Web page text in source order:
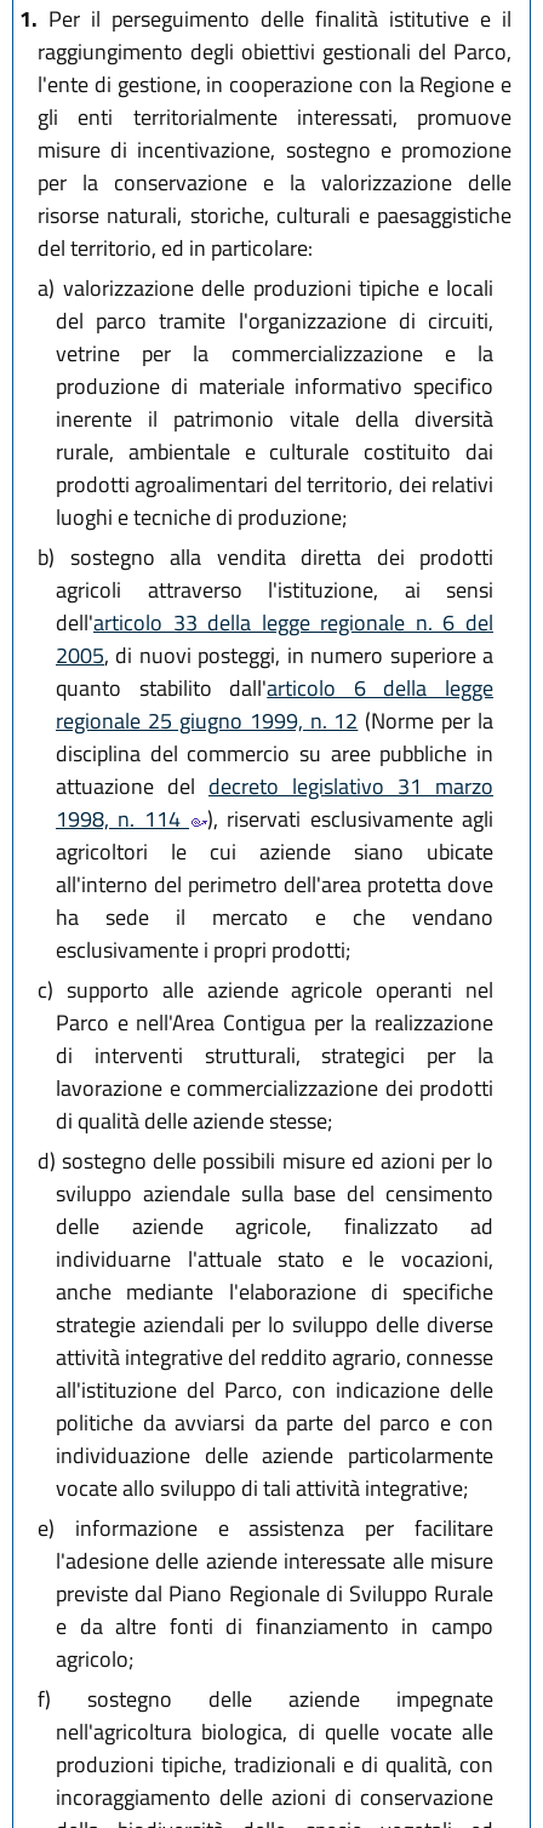
1. Per il perseguimento delle finalità istitutive e il
raggiungimento degli obiettivi gestionali del Parco,
l'ente di gestione, in cooperazione con la Regione e
gli enti territorialmente interessati, promuove
misure di incentivazione, sostegno e promozione
per la conservazione e la valorizzazione delle
risorse naturali, storiche, culturali e paesaggistiche
del territorio, ed in particolare:
a) valorizzazione delle produzioni tipiche e locali
del parco tramite l'organizzazione di circuiti,
vetrine per la commercializzazione e la
produzione di materiale informativo specifico
inerente il patrimonio vitale della diversità
rurale, ambientale e culturale costituito dai
prodotti agroalimentari del territorio, dei relativi
luoghi e tecniche di produzione;
b) sostegno alla vendita diretta dei prodotti
agricoli attraverso l'istituzione, ai sensi
dell'articolo 33 della legge regionale n. 6 del
2005, di nuovi posteggi, in numero superiore a
quanto stabilito dall'articolo 6 della legge
regionale 25 giugno 1999, n. 12 (Norme per la
disciplina del commercio su aree pubbliche in
attuazione del decreto legislativo 31 marzo
1998, n. 114
), riservati esclusivamente agli
agricoltori le cui aziende siano ubicate
all'interno del perimetro dell'area protetta dove
ha sede il mercato e che vendano
esclusivamente i propri prodotti;
c) supporto alle aziende agricole operanti nel
Parco e nell'Area Contigua per la realizzazione
di interventi strutturali, strategici per la
lavorazione e commercializzazione dei prodotti
di qualità delle aziende stesse;
d) sostegno delle possibili misure ed azioni per lo
sviluppo aziendale sulla base del censimento
delle aziende agricole, finalizzato ad
individuarne l'attuale stato e le vocazioni,
anche mediante l'elaborazione di specifiche
strategie aziendali per lo sviluppo delle diverse
attività integrative del reddito agrario, connesse
all'istituzione del Parco, con indicazione delle
politiche da avviarsi da parte del parco e con
individuazione delle aziende particolarmente
vocate allo sviluppo di tali attività integrative;
e) informazione e assistenza per facilitare
l'adesione delle aziende interessate alle misure
previste dal Piano Regionale di Sviluppo Rurale
e da altre fonti di finanziamento in campo
agricolo;
f) sostegno delle aziende impegnate
nell'agricoltura biologica, di quelle vocate alle
produzioni tipiche, tradizionali e di qualità, con
incoraggiamento delle azioni di conservazione